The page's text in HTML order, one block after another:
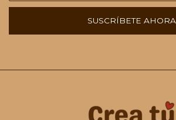
SUSCRÍBETE AHORA